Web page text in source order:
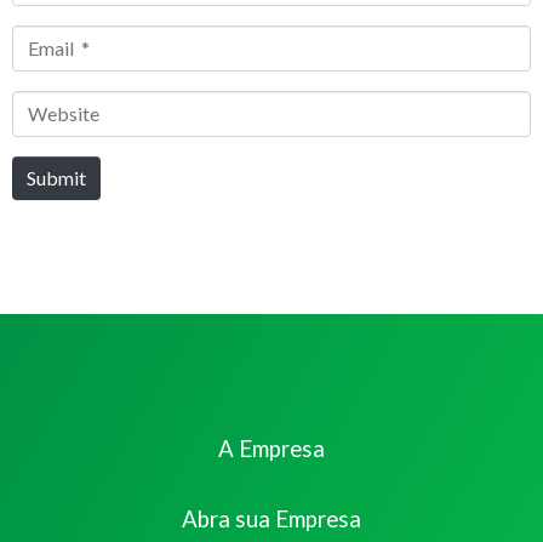
Email
Website
Submit
A Empresa
Abra sua Empresa